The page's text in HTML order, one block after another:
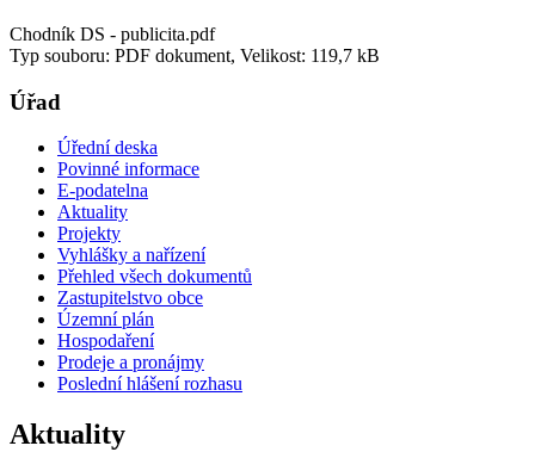
Chodník DS - publicita.pdf
Typ souboru: PDF dokument, Velikost: 119,7 kB
Úřad
Úřední deska
Povinné informace
E-podatelna
Aktuality
Projekty
Vyhlášky a nařízení
Přehled všech dokumentů
Zastupitelstvo obce
Územní plán
Hospodaření
Prodeje a pronájmy
Poslední hlášení rozhasu
Aktuality